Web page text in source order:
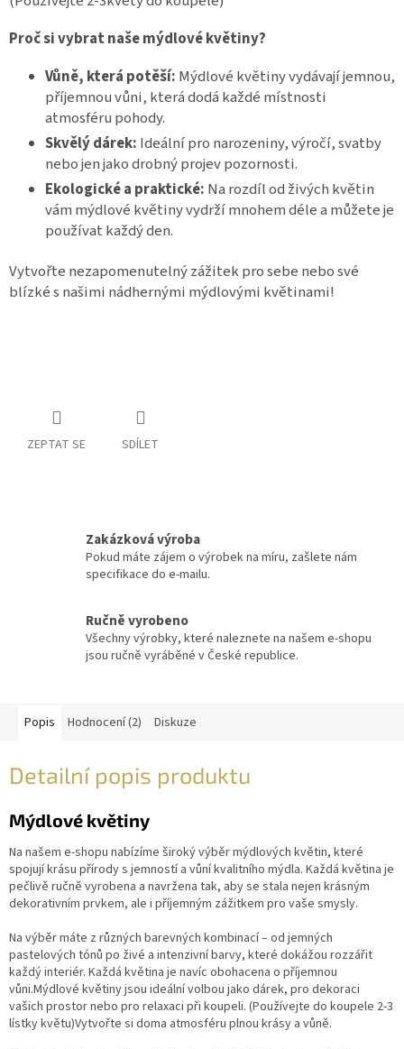
Proč si vybrat naše mýdlové květiny?
Vůně, která potěší: Mýdlové květiny vydávají jemnou,
příjemnou vůni, která dodá každé místnosti
atmosféru pohody.
Skvělý dárek: Ideální pro narozeniny, výročí, svatby
nebo jen jako drobný projev pozornosti.
Ekologické a praktické: Na rozdíl od živých květin
vám mýdlové květiny vydrží mnohem déle a můžete je
používat každý den.
Vytvořte nezapomenutelný zážitek pro sebe nebo své
blízké s našimi nádhernými mýdlovými květinami!
ZEPTAT SE SDÍLET
Zakázková výroba
Pokud máte zájem o výrobek na míru, zašlete nám
specifikace do e-mailu.
Ručně vyrobeno
Všechny výrobky, které naleznete na našem e-shopu
jsou ručně vyráběné v České republice.
Popis Hodnocení (2) Diskuze
Detailní popis produktu
Mýdlové květiny
Na našem e-shopu nabízíme široký výběr mýdlových květin, které
spojují krásu přírody s jemností a vůní kvalitního mýdla. Každá květina je
pečlivě ručně vyrobena a navržena tak, aby se stala nejen krásným
dekorativním prvkem, ale i příjemným zážitkem pro vaše smysly.
Na výběr máte z různých barevných kombinací – od jemných
pastelových tónů po živé a intenzivní barvy, které dokážou rozzářit
každý interiér. Každá květina je navíc obohacena o příjemnou
vůni.Mýdlové květiny jsou ideální volbou jako dárek, pro dekoraci
vašich prostor nebo pro relaxaci při koupeli. (Používejte do koupele 2-3
lístky květu)Vytvořte si doma atmosféru plnou krásy a vůně.